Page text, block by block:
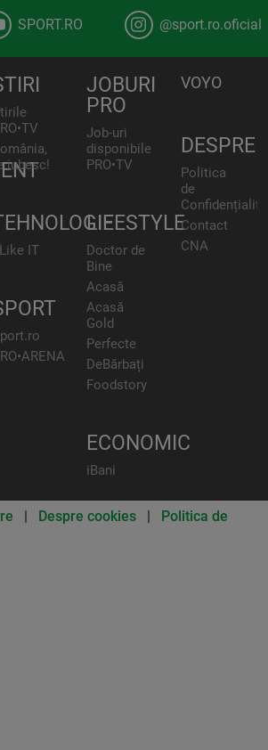
SPORT.RO @sport.ro.oficial
iubesc!
IT
JOBURI
PRO
Job-uri
disponibile
PRO•TV
LIFESTYLE
Doctor de
Bine
Acasă
Acasă
Gold
Perfecte
DeBărbați
Foodstory
ECONOMIC
iBani
VOYO
DESPRE
Politica
de
Contact
CNA
| Despre cookies | Politica de